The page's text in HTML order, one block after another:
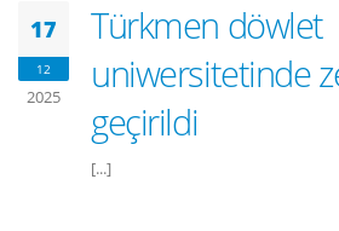
17
12
2025
Türkmen döwlet
uniwersitetinde
geçirildi
[...]